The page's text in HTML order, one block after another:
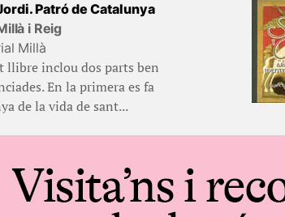
Patró de Catalunya
i Reig
Millà
llibre inclou dos parts ben
En la primera es fa
de la vida de sant...